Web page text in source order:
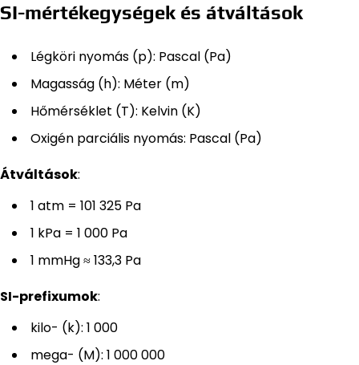
SI-mértékegységek és átváltások
Légköri nyomás (p): Pascal (Pa)
Magasság (h): Méter (m)
Hőmérséklet (T): Kelvin (K)
Oxigén parciális nyomás: Pascal (Pa)
Átváltások:
1 atm = 101 325 Pa
1 kPa = 1 000 Pa
1 mmHg ≈ 133,3 Pa
SI-prefixumok:
kilo- (k): 1 000
mega- (M): 1 000 000